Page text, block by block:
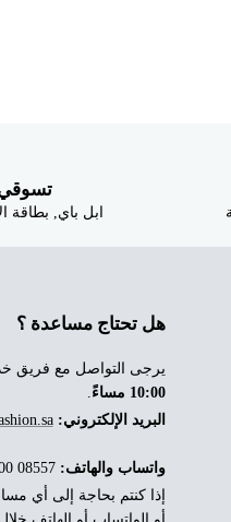
تسوقي
ابل باي, بطاقة
هل تحتاج مساعدة ؟
يرجى التواصل مع فريق
10:00 مساءً
.
البريد الإلكتروني:
واتساب والهاتف: ‎+966 9200 08557
إذا كنتم بحاجة إلى أي